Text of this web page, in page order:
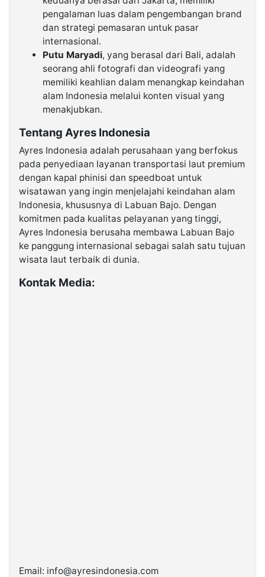
pengalaman luas dalam pengembangan brand
dan strategi pemasaran untuk pasar
internasional.
Putu Maryadi, yang berasal dari Bali, adalah
seorang ahli fotografi dan videografi yang
memiliki keahlian dalam menangkap keindahan
alam Indonesia melalui konten visual yang
menakjubkan.
Tentang Ayres Indonesia
Ayres Indonesia adalah perusahaan yang berfokus
pada penyediaan layanan transportasi laut premium
dengan kapal phinisi dan speedboat untuk
wisatawan yang ingin menjelajahi keindahan alam
Indonesia, khususnya di Labuan Bajo. Dengan
komitmen pada kualitas pelayanan yang tinggi,
Ayres Indonesia berusaha membawa Labuan Bajo
ke panggung internasional sebagai salah satu tujuan
wisata laut terbaik di dunia.
Kontak Media:
Email: info@ayresindonesia.com